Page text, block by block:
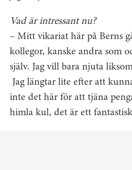
Vad är intressant nu?
– Mitt vikariat här på Berns
kollegor, kanske andra som
själv. Jag vill bara njuta
Jag längtar lite efter att
inte det här för att tjäna
himla kul, det är ett